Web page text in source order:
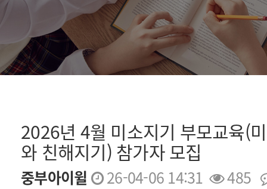
2026년 4월 미소지기 부모교육(
와 친해지기) 참가자 모집
중부아이윌 26-04-06 14:31 485